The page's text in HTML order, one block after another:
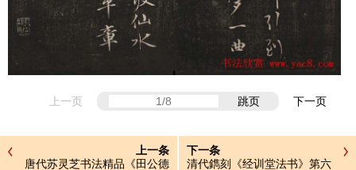
上一页 跳页 下一页
上一条
唐代苏灵芝书法精品《田公德
下一条
清代鐫刻《经训堂法书》第六